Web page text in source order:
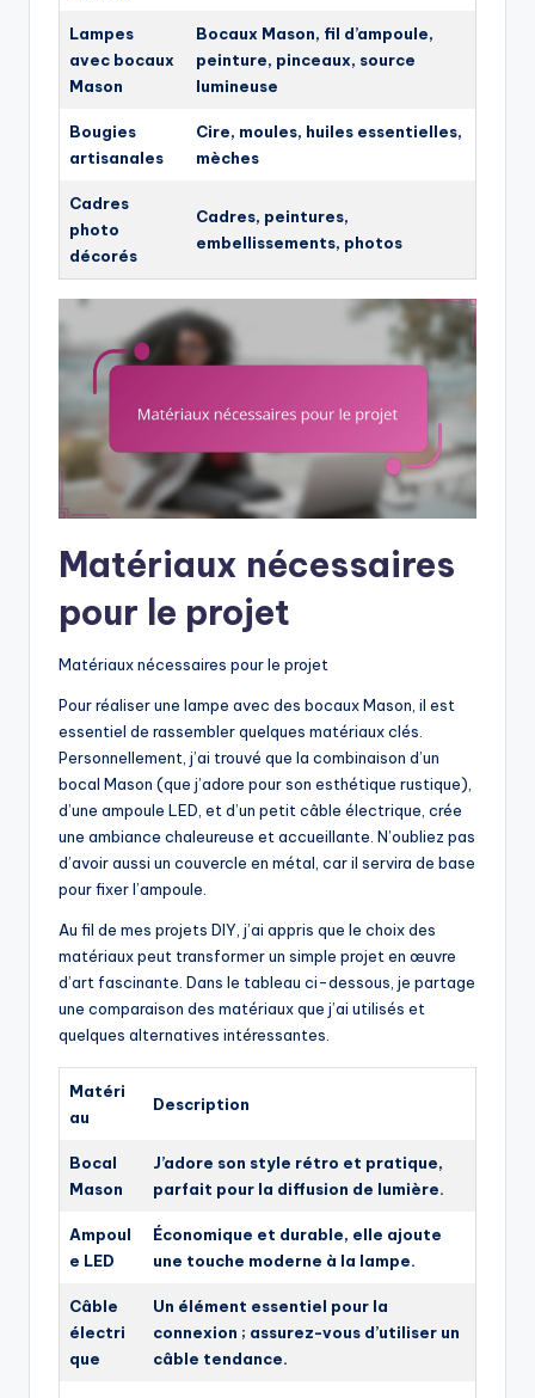
Lampes
avec bocaux
Mason
Bocaux Mason, fil d’ampoule,
peinture, pinceaux, source
lumineuse
Bougies
artisanales
Cire, moules, huiles essentielles,
mèches
Cadres
photo
décorés
Cadres, peintures,
embellissements, photos
Matériaux nécessaires
pour le projet
Matériaux nécessaires pour le projet
Pour réaliser une lampe avec des bocaux Mason, il est
essentiel de rassembler quelques matériaux clés.
Personnellement, j’ai trouvé que la combinaison d’un
bocal Mason (que j’adore pour son esthétique rustique),
d’une ampoule LED, et d’un petit câble électrique, crée
une ambiance chaleureuse et accueillante. N’oubliez pas
d’avoir aussi un couvercle en métal, car il servira de base
pour fixer l’ampoule.
Au fil de mes projets DIY, j’ai appris que le choix des
matériaux peut transformer un simple projet en œuvre
d’art fascinante. Dans le tableau ci-dessous, je partage
une comparaison des matériaux que j’ai utilisés et
quelques alternatives intéressantes.
Matéri
au
Description
Bocal
Mason
J’adore son style rétro et pratique,
parfait pour la diffusion de lumière.
Ampoul
e LED
Économique et durable, elle ajoute
une touche moderne à la lampe.
Câble
électri
que
Un élément essentiel pour la
connexion ; assurez-vous d’utiliser un
câble tendance.